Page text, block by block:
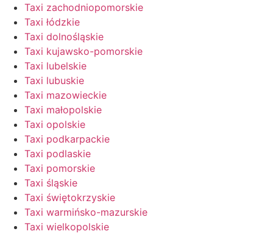
Taxi zachodniopomorskie
Taxi łódzkie
Taxi dolnośląskie
Taxi kujawsko-pomorskie
Taxi lubelskie
Taxi lubuskie
Taxi mazowieckie
Taxi małopolskie
Taxi opolskie
Taxi podkarpackie
Taxi podlaskie
Taxi pomorskie
Taxi śląskie
Taxi świętokrzyskie
Taxi warmińsko-mazurskie
Taxi wielkopolskie